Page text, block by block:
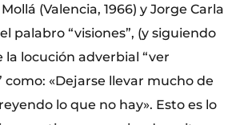
(Valencia, 1966) y Jorge Carla
palabro “visiones”, (y siguiendo
la locución adverbial “ver
como: «Dejarse llevar mucho de
lo que no hay». Esto es lo